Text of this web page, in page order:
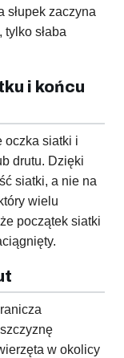
słupek zaczyna
słaba
i końcu
oczka siatki i
drutu. Dzięki
siatki, a nie na
wielu
początek siatki
w okolicy